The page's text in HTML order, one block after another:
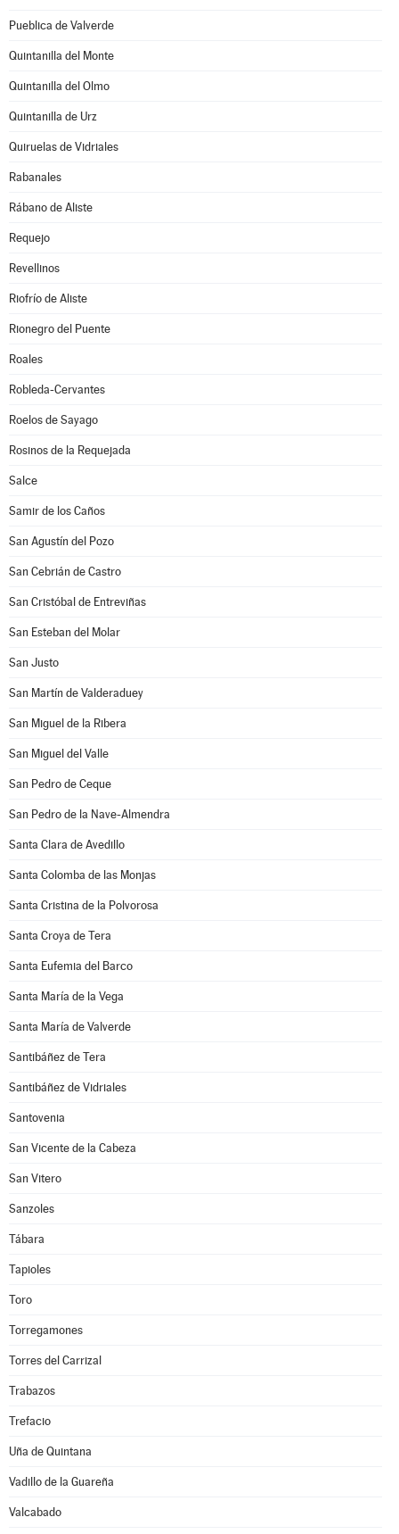
Pueblica de Valverde
Quintanilla del Monte
Quintanilla del Olmo
Quintanilla de Urz
Quiruelas de Vidriales
Rabanales
Rábano de Aliste
Requejo
Revellinos
Riofrío de Aliste
Rionegro del Puente
Roales
Robleda-Cervantes
Roelos de Sayago
Rosinos de la Requejada
Salce
Samir de los Caños
San Agustín del Pozo
San Cebrián de Castro
San Cristóbal de Entreviñas
San Esteban del Molar
San Justo
San Martín de Valderaduey
San Miguel de la Ribera
San Miguel del Valle
San Pedro de Ceque
San Pedro de la Nave-Almendra
Santa Clara de Avedillo
Santa Colomba de las Monjas
Santa Cristina de la Polvorosa
Santa Croya de Tera
Santa Eufemia del Barco
Santa María de la Vega
Santa María de Valverde
Santibáñez de Tera
Santibáñez de Vidriales
Santovenia
San Vicente de la Cabeza
San Vitero
Sanzoles
Tábara
Tapioles
Toro
Torregamones
Torres del Carrizal
Trabazos
Trefacio
Uña de Quintana
Vadillo de la Guareña
Valcabado